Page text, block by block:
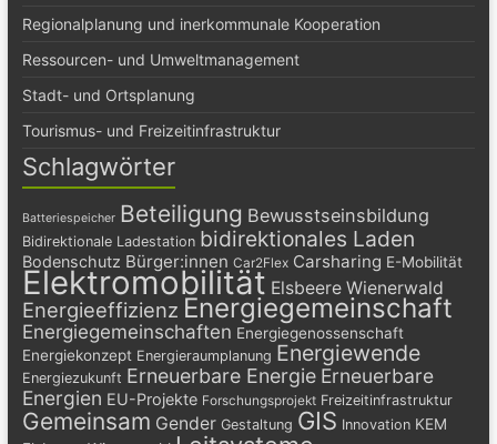
Regionalplanung und inerkommunale Kooperation
Ressourcen- und Umweltmanagement
Stadt- und Ortsplanung
Tourismus- und Freizeitinfrastruktur
Schlagwörter
Batteriespeicher Beteiligung Bewusstseinsbildung
Bidirektionale Ladestation bidirektionales Laden
Bodenschutz Bürger:innen Car2Flex Carsharing E-Mobilität
Elektromobilität Elsbeere Wienerwald
Energieeffizienz Energiegemeinschaft
Energiegemeinschaften Energiegenossenschaft
Energiekonzept Energieraumplanung Energiewende
Energiezukunft Erneuerbare Energie Erneuerbare
Energien EU-Projekte Forschungsprojekt Freizeitinfrastruktur
Gemeinsam Gender Gestaltung GIS Innovation KEM